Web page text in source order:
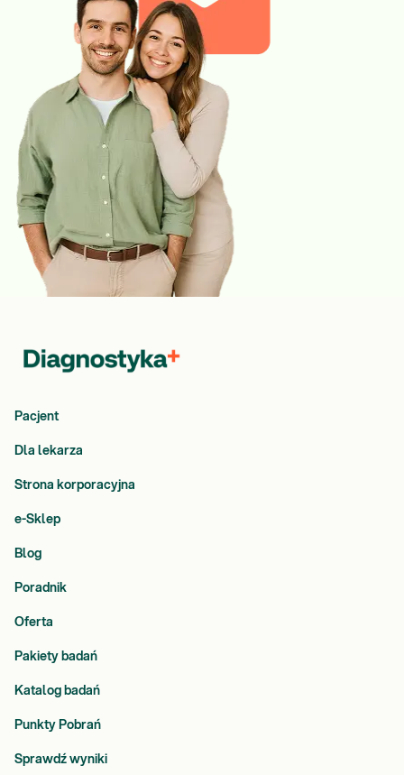
Pacjent
Dla lekarza
Strona korporacyjna
e-Sklep
Blog
Poradnik
Oferta
Pakiety badań
Katalog badań
Punkty Pobrań
Sprawdź wyniki